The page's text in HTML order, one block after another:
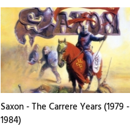
Saxon - The Carrere Years (1979 -
1984)